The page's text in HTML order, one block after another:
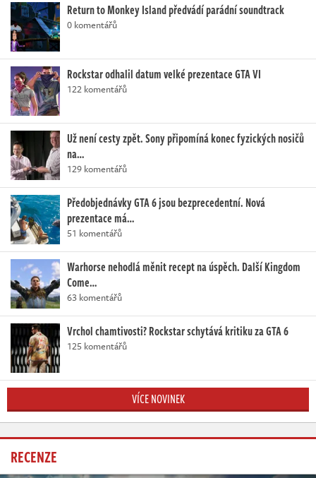
Return to Monkey Island předvádí parádní soundtrack
0 komentářů
Rockstar odhalil datum velké prezentace GTA VI
122 komentářů
Už není cesty zpět. Sony připomíná konec fyzických nosičů
na…
129 komentářů
Předobjednávky GTA 6 jsou bezprecedentní. Nová
prezentace má…
51 komentářů
Warhorse nehodlá měnit recept na úspěch. Další Kingdom
Come…
63 komentářů
Vrchol chamtivosti? Rockstar schytává kritiku za GTA 6
125 komentářů
VÍCE NOVINEK
RECENZE